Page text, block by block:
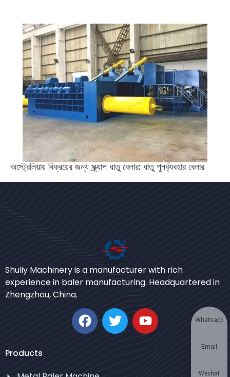
অস্ট্রেলিয়ায় বিক্রয়ের জন্য স্ক্র্যাপ ধাতু বেলার: ধাতু পুনর্ব্যবহার বেলার
Shuliy Machinery is a manufacturer with rich
experience in baler manufacturing. Headquartered in
Zhengzhou, China.
Products
Thai
Swahili
Korean
Japanese
Whatsapp
Email
Wechat